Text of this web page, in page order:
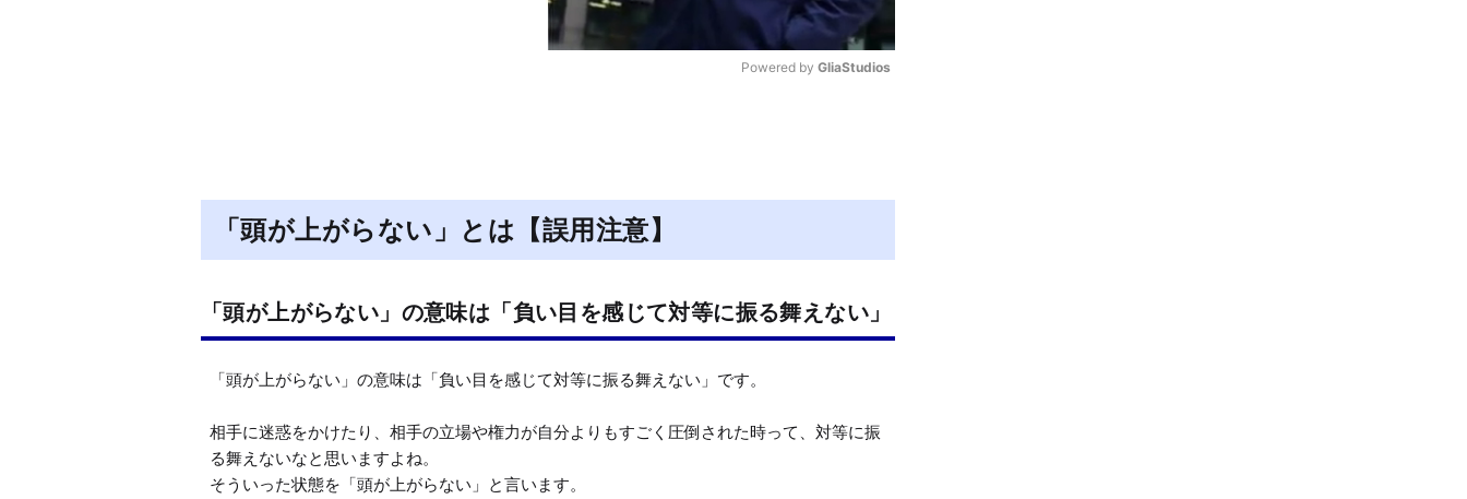
Powered by GliaStudios
「頭が上がらない」とは【誤用注意】
「頭が上がらない」の意味は「負い目を感じて対等に振る舞えない」
「頭が上がらない」の意味は「負い目を感じて対等に振る舞えない」です。
相手に迷惑をかけたり、相手の立場や権力が自分よりもすごく圧倒された時って、対等に振
る舞えないなと思いますよね。
そういった状態を「頭が上がらない」と言います。